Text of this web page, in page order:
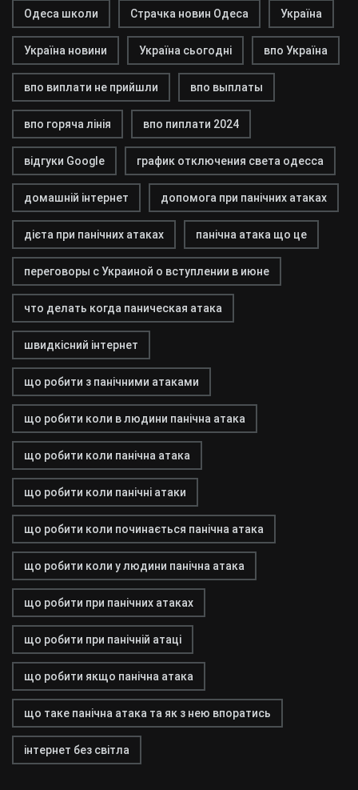
Одеса школи Страчка новин Одеса Україна
Україна новини Україна сьогодні впо Україна
впо виплати не прийшли впо выплаты
впо горяча лінія впо пиплати 2024
відгуки Google график отключения света одесса
домашній інтернет допомога при панічних атаках
дієта при панічних атаках панічна атака що це
переговоры с Украиной о вступлении в июне
что делать когда паническая атака
швидкісний інтернет
що робити з панічними атаками
що робити коли в людини панічна атака
що робити коли панічна атака
що робити коли панічні атаки
що робити коли починається панічна атака
що робити коли у людини панічна атака
що робити при панічних атаках
що робити при панічній атаці
що робити якщо панічна атака
що таке панічна атака та як з нею впоратись
інтернет без світла